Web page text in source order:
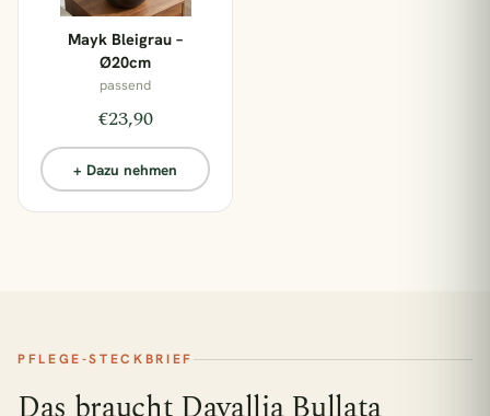
Mayk Bleigrau –
Ø20cm
passend
€23,90
+ Dazu nehmen
PFLEGE-STECKBRIEF